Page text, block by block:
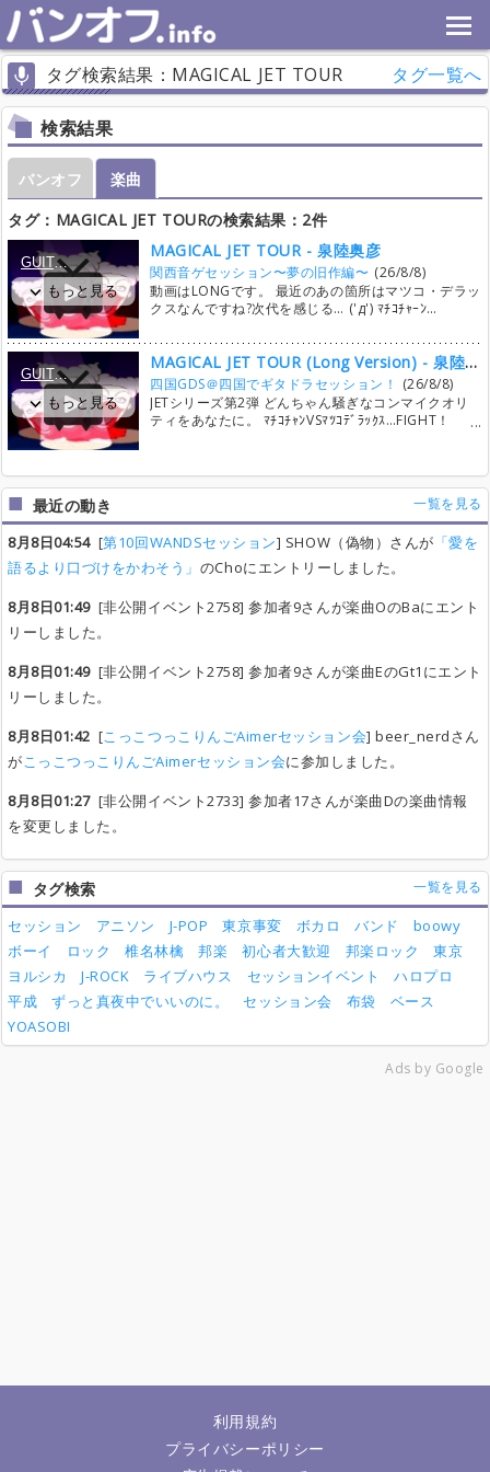
タグ検索結果：MAGICAL JET TOUR タグ一覧へ
検索結果
バンオフ
楽曲
タグ：MAGICAL JET TOURの検索結果：2件
MAGICAL JET TOUR - 泉陸奥彦
関西音ゲセッション〜夢の旧作編〜 (26/8/8)
動画はLONGです。 最近のあの箇所はマツコ・デラッ
クスなんですね?次代を感じる… ('д') ﾏﾁｺﾁｬｰﾝ…
MAGICAL JET TOUR (Long Version) - 泉陸奥彦
四国GDS＠四国でギタドラセッション！
(26/8/8)
JETシリーズ第2弾 どんちゃん騒ぎなコンマイクオリ
ティをあなたに。 ﾏﾁｺﾁｬﾝVSﾏﾂｺﾃﾞﾗｯｸｽ…FIGHT！
最近の動き 一覧を見る
8月8日04:54[第10回WANDSセッション] SHOW（偽物）さんが 「愛を
語るより口づけをかわそう」 のChoにエントリーしました。
8月8日01:49[非公開イベント2758] 参加者9さんが楽曲OのBaにエント
リーしました。
8月8日01:49[非公開イベント2758] 参加者9さんが楽曲EのGt1にエント
リーしました。
8月8日01:42 [こっこつっこりんごAimerセッション会] beer_nerdさん
がこっこつっこりんごAimerセッション会に参加しました。
8月8日01:27[非公開イベント2733] 参加者17さんが楽曲Dの楽曲情報
を変更しました。
タグ検索 一覧を見る
セッション アニソン J-POP 東京事変 ボカロ バンド
boowy
ボーイ
ロック 椎名林檎 邦楽 初心者大歓迎 邦楽ロック
東京
ヨルシカ
J-ROCK ライブハウス セッションイベント
ハロプロ
平成
ずっと真夜中でいいのに。 セッション会 布袋
ベース
YOASOBI
Ads by Google
利用規約
プライバシーポリシー